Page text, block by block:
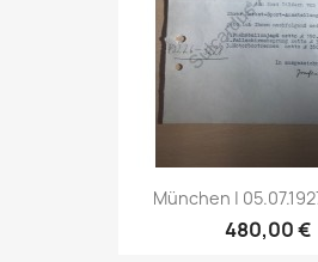
München |
480,00 €